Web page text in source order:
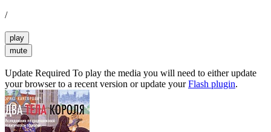
/
play
mute
Update Required To play the media you will need to either update
your browser to a recent version or update yourFlash plugin.